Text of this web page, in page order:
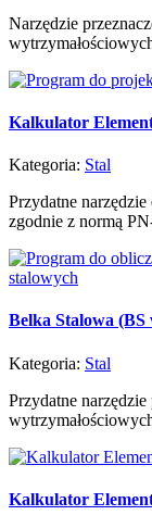
Narzędzie
Kalkulator
Kategoria: Stal
Przydatne
zgodnie z normą
Belka Stalowa (BS
Kategoria: Stal
Przydatne
Kalkulator